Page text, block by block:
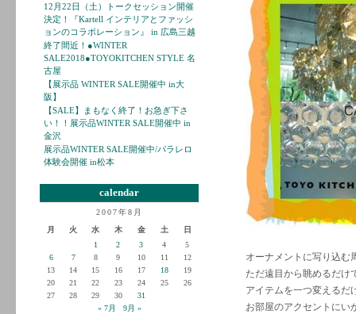
12月22日（土）トークセッション開催
決定！『Kartell インテリアとファッシ
ョンのコラボレーション』 in 広島三越
終了間近！●WINTER
SALE2018●TOYOKITCHEN STYLE 名
古屋
【展示品 WINTER SALE開催中 in大
阪】
【SALE】まもなく終了！お急ぎ下さ
い！！展示品WINTER SALE開催中 in
金沢
展示品WINTER SALE開催中/パラレロ
体験会開催 in松本
calendar
2007年8月
月
火 水 木 金 土
日
1
2 3 4
5
6
7 8 9 10 11
12
13
14 15 16 17 18
19
20
21 22 23 24 25
26
27
28 29 30
31
« 7月
9月 »
オーナメントに写り込む
ただ遠目から眺めるだけ
アイテムを一つ変えるだ
お部屋のアクセントにい